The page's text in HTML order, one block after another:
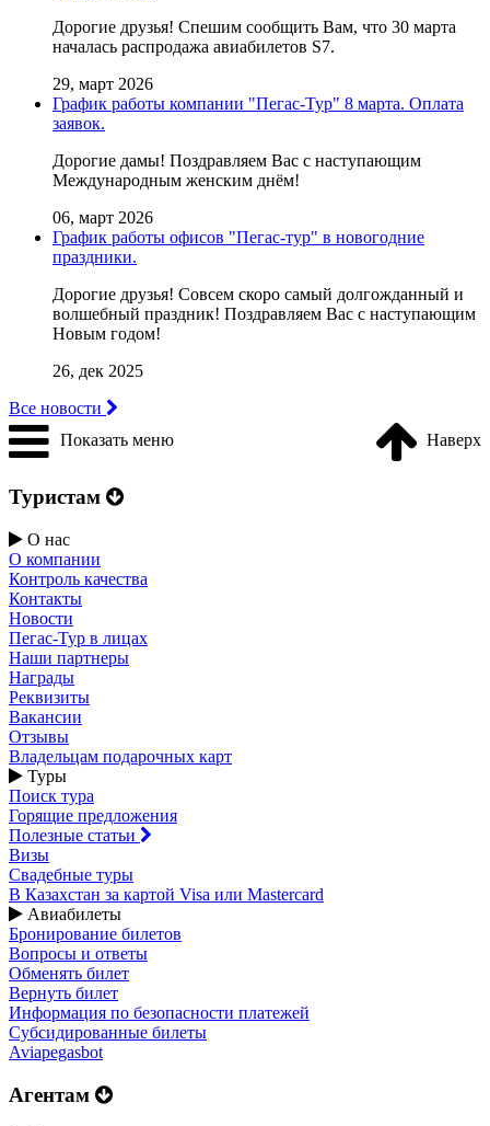
Дорогие друзья! Cпешим сообщить Вам, что 30 марта
началась распродажа авиабилетов S7.
29, март 2026
График работы компании "Пегас-Тур" 8 марта. Оплата
заявок.
Дорогие дамы! Поздравляем Вас с наступающим
Международным женским днём!
06, март 2026
График работы офисов "Пегас-тур" в новогодние
праздники.
Дорогие друзья! Совсем скоро самый долгожданный и
волшебный праздник! Поздравляем Вас с наступающим
Новым годом!
26, дек 2025
Все новости
Показать меню
Наверх
Туристам
О нас
О компании
Контроль качества
Контакты
Новости
Пегас-Тур в лицах
Наши партнеры
Награды
Реквизиты
Вакансии
Отзывы
Владельцам подарочных карт
Туры
Поиск тура
Горящие предложения
Полезные статьи
Визы
Свадебные туры
В Казахстан за картой Visa или Masterсard
Авиабилеты
Бронирование билетов
Вопросы и ответы
Обменять билет
Вернуть билет
Информация по безопасности платежей
Субсидированные билеты
Aviapegasbot
Агентам